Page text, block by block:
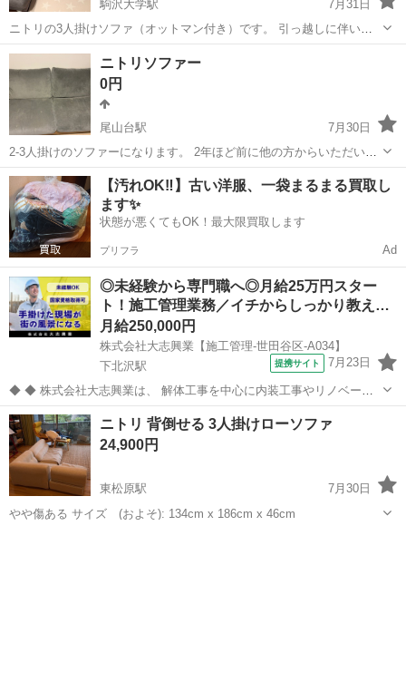
駒沢大学駅
7月31日
ニトリの3人掛けソファ（オットマン付き）です。 引っ越しに伴いお
譲りします。 大きな汚れや破れはなく、通常使用による多少の使用感
のみです。 オットマン付きなので、カウチソファとしても使用できま
す。 サイズが大きいため...
東京 世田谷区 駒沢大学駅
ニトリソファー
0円
尾山台駅
7月30日
2-3人掛けのソファーになります。 2年ほど前に他の方からいただいた
ものです。 【サイズ】縦：80cm、横：150cm、奥行き：60cm （大
体です） 【傷などの状態】とくに目立った傷はありません。 【アピー
ルポイント】状態...
東京 世田谷区 尾山台駅 ソファ
【汚れOK‼️】古い洋服、一袋まるまる買取し
ます✨
状態が悪くてもOK！最大限買取します
プリフラ Ad
◎未経験から専門職へ◎月給25万円スター
ト！施工管理業務／イチからしっかり教え…
月給250,000円
株式会社大志興業【施工管理-世田谷区-A034】
下北沢駅
提携サイト 7月23日
◆ ◆ 株式会社大志興業は、 解体工事を中心に内装工事やリノベーシ
ョン工事まで幅広く手掛ける総合建設企業です。 住宅・店舗・ビルな
ど多様な現場に対応し、解体から施工、廃棄物処理まで一貫して行っ
ています。 20代～40代の...
東京 世田谷区 下北沢駅 その他
ニトリ 背倒せる 3人掛けローソファ
24,900円
東松原駅
7月30日
やや傷ある サイズ (およそ): 134cm x 186cm x 46cm